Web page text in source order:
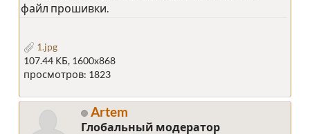
файл прошивки.
1.jpg
107.44 КБ, 1600x868
просмотров: 1823
Artem
Глобальный модератор